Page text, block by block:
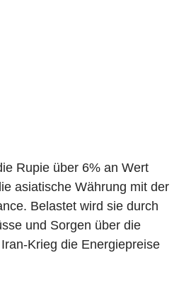
Rupie über 6% an Wert
asiatische Währung mit der
Belastet wird sie durch
und Sorgen über die
Krieg die Energiepreise